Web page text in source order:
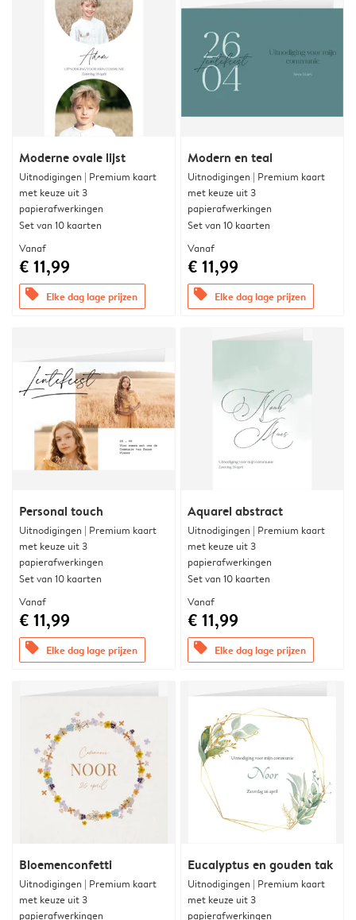
Moderne ovale lijst
Uitnodigingen | Premium kaart
met keuze uit 3
papierafwerkingen
Set van 10 kaarten
Vanaf
€ 11,99
offers Elke dag lage prijzen
Modern en teal
Uitnodigingen | Premium kaart
met keuze uit 3
papierafwerkingen
Set van 10 kaarten
Vanaf
€ 11,99
offers Elke dag lage prijzen
Personal touch
Uitnodigingen | Premium kaart
met keuze uit 3
papierafwerkingen
Set van 10 kaarten
Vanaf
€ 11,99
offers Elke dag lage prijzen
Aquarel abstract
Uitnodigingen | Premium kaart
met keuze uit 3
papierafwerkingen
Set van 10 kaarten
Vanaf
€ 11,99
offers Elke dag lage prijzen
Bloemenconfetti
Uitnodigingen | Premium kaart
met keuze uit 3
papierafwerkingen
Eucalyptus en gouden tak
Uitnodigingen | Premium kaart
met keuze uit 3
papierafwerkingen